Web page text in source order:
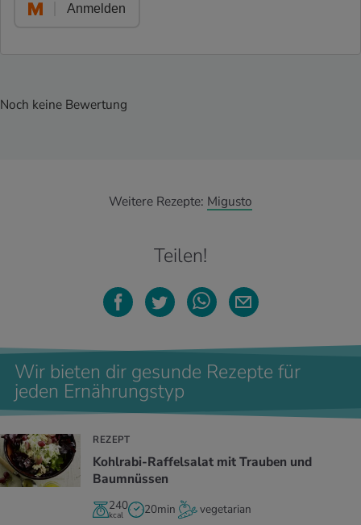
Anmelden
Noch keine Bewertung
Weitere Rezepte: Migusto
Teilen!
Wir bieten dir gesunde Rezepte für
jeden Ernährungstyp
REZEPT
Kohlrabi-Raffelsalat mit Trauben und
Baumnüssen
240
kcal 20min vegetarian